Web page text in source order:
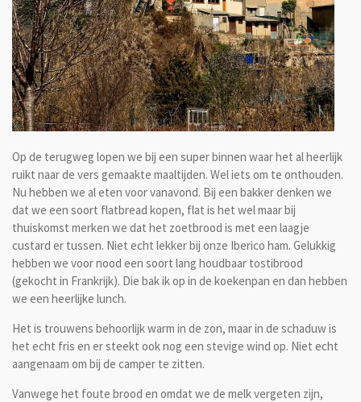
Op de terugweg lopen we bij een super binnen waar het al heerlijk
ruikt naar de vers gemaakte maaltijden. Wel iets om te onthouden.
Nu hebben we al eten voor vanavond. Bij een bakker denken we
dat we een soort flatbread kopen, flat is het wel maar bij
thuiskomst merken we dat het zoetbrood is met een laagje
custard er tussen. Niet echt lekker bij onze Iberico ham. Gelukkig
hebben we voor nood een soort lang houdbaar tostibrood
(gekocht in Frankrijk). Die bak ik op in de koekenpan en dan hebben
we een heerlijke lunch.
Het is trouwens behoorlijk warm in de zon, maar in de schaduw is
het echt fris en er steekt ook nog een stevige wind op. Niet echt
aangenaam om bij de camper te zitten.
Vanwege het foute brood en omdat we de melk vergeten zijn,